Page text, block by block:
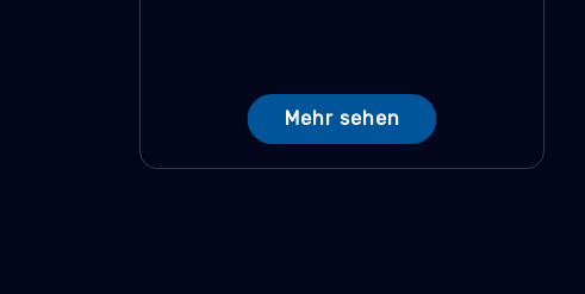
Mehr sehen